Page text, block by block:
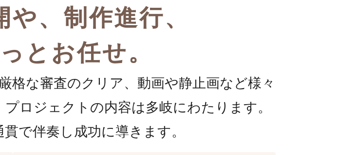
、 制作進行、
とお任せ。
格な審査のクリア、動画や静止画など様々
ロジェクトの内容は多岐にわたります。
で伴奏し成功に導きます。